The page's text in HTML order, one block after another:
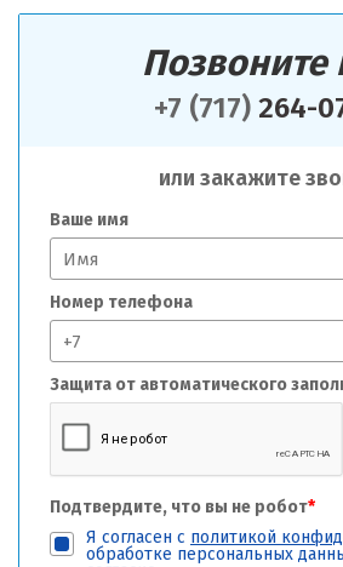
Позвоните
+7 (717) 264-
или закажите
Ваше имя
Номер телефона
Защита от автоматического
Подтвердите, что вы не робот*
Я согласен с политикой
обработке персональных